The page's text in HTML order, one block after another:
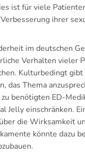
ist für viele
ihrer
im deutschen
Verhalten vieler
Kulturbedingt gibt
das Thema
zu benötigten ED-
Jelly einschränken.
die Wirksamkeit
könnte dazu